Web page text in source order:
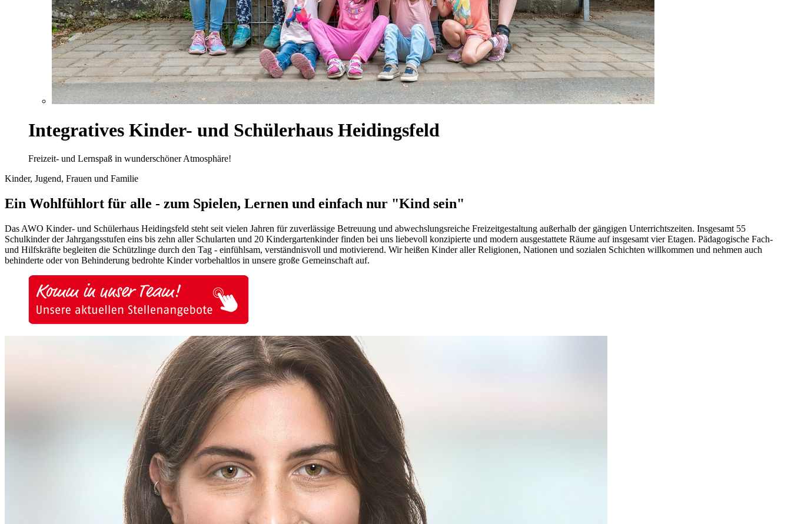
Integratives Kinder- und Schülerhaus Heidingsfeld
Freizeit- und Lernspaß in wunderschöner Atmosphäre!
Kinder, Jugend, Frauen und Familie
Ein Wohlfühlort für alle - zum Spielen, Lernen und einfach nur "Kind sein"
Das AWO Kinder- und Schülerhaus Heidingsfeld steht seit vielen Jahren für zuverlässige Betreuung und abwechslungsreiche Freizeitgestaltung außerhalb der gängigen Unterrichtszeiten. Insgesamt 55
Schulkinder der Jahrgangsstufen eins bis zehn aller Schularten und 20 Kindergartenkinder finden bei uns liebevoll konzipierte und modern ausgestattete Räume auf insgesamt vier Etagen. Pädagogische Fach-
und Hilfskräfte begleiten die Schützlinge durch den Tag - einfühlsam, verständnisvoll und motivierend. Wir heißen Kinder aller Religionen, Nationen und sozialen Schichten willkommen und nehmen auch
behinderte oder von Behinderung bedrohte Kinder vorbehaltlos in unsere große Gemeinschaft auf.